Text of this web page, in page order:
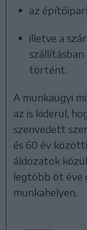
az
illetve a
történt.
A munkaügyi
az is kiderül,
szenvedett
és 60 év
áldozatok
legtöbb öt éve
munkahelyen.